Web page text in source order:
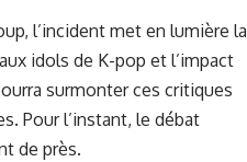
l’incident met en lumière la
idols de K-pop et l’impact
surmonter ces critiques
Pour l’instant, le débat
de près.